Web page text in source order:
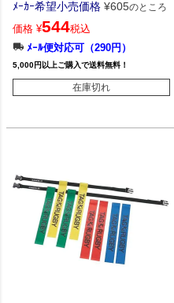
ﾒｰｶｰ希望小売価格 ¥605のところ
価格 ¥544税込
ﾒｰﾙ便対応可（290円）
5,000円以上ご購入で送料無料！
在庫切れ